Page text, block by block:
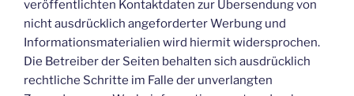
veröffentlichten Kontaktdaten zur Übersendung von
nicht ausdrücklich angeforderter Werbung und
Informationsmaterialien wird hiermit widersprochen.
Die Betreiber der Seiten behalten sich ausdrücklich
rechtliche Schritte im Falle der unverlangten